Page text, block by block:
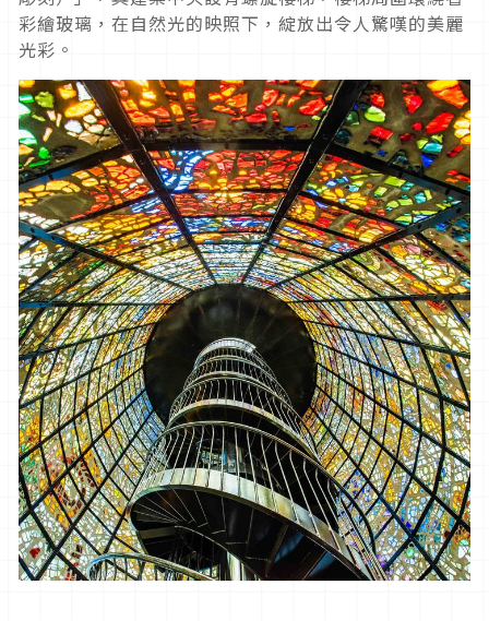
彩繪玻璃，在自然光的映照下，綻放出令人驚嘆的美麗
光彩。